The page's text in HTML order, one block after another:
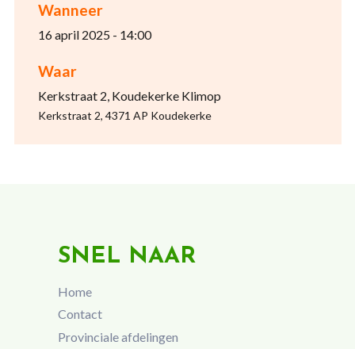
Wanneer
16 april 2025 - 14:00
Waar
Kerkstraat 2, Koudekerke Klimop
Kerkstraat 2, 4371 AP Koudekerke
SNEL NAAR
Home
Contact
Provinciale afdelingen